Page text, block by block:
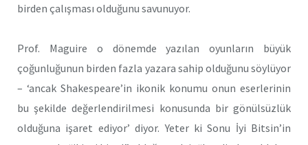
birden çalışması olduğunu savunuyor.
Prof. Maguire o dönemde yazılan oyunların büyük
çoğunluğunun birden fazla yazara sahip olduğunu söylüyor
– ‘ancak Shakespeare’in ikonik konumu onun eserlerinin
bu şekilde değerlendirilmesi konusunda bir gönülsüzlük
olduğuna işaret ediyor’ diyor. Yeter ki Sonu İyi Bitsin’in